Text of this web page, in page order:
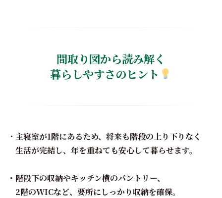
間取り図から読み解く
暮らしやすさのヒント
・ 主寝室が1階にあるため、将来も階段の上り下りなく
生活が完結し、年を重ねても安心して暮らせます。
・階段下の収納やキッチン横のパントリー、
2階のWICなど、要所にしっかり収納を確保。